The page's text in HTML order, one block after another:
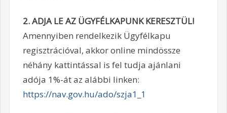
2. ADJA LE AZ ÜGYFÉLKAPUNK KERESZTÜL!
Amennyiben rendelkezik Ügyfélkapu
regisztrációval, akkor online mindössze
néhány kattintással is fel tudja ajánlani
adója 1%-át az alábbi linken:
https://nav.gov.hu/ado/szja1_1